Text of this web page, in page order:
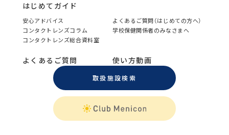
はじめてガイド
安心アドバイス
よくあるご質問（はじめての方へ）
コンタクトレンズコラム
学校保健関係者のみなさまへ
コンタクトレンズ総合資料室
よくあるご質問 使い方動画
取扱施設検索